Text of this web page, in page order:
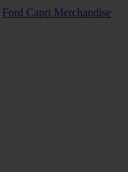
Ford Capri Merchandise